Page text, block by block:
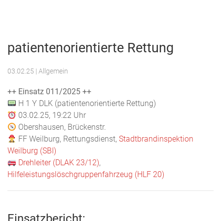
Feuerwehr
patientenorientierte Rettung
03.02.25 | Allgemein
++ Einsatz 011/2025 ++
H 1 Y DLK (patientenorientierte Rettung)
03.02.25, 19:22 Uhr
Obershausen, Brückenstr.
FF Weilburg, Rettungsdienst,Stadtbrandinspektion
Weilburg (SBI)
Drehleiter (DLAK 23/12),
Hilfeleistungslöschgruppenfahrzeug (HLF 20)